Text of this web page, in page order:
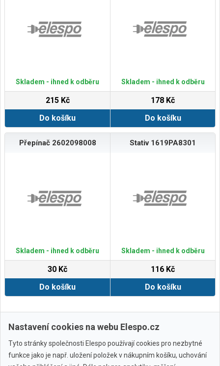
Skladem - ihned k odběru
215 Kč
Do košíku
Skladem - ihned k odběru
178 Kč
Do košíku
Přepínač 2602098008
Skladem - ihned k odběru
30 Kč
Do košíku
Stativ 1619PA8301
Skladem - ihned k odběru
116 Kč
Do košíku
Zobrazit další
Nastavení cookies na webu Elespo.cz
Tyto stránky společnosti Elespo používají cookies pro nezbytné
funkce jako je např. uložení položek v nákupním košíku, uchování